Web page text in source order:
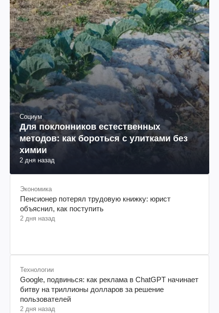
Социум
Для поклонников естественных
методов: как бороться с улитками без
химии
2 дня назад
Экономика
Пенсионер потерял трудовую книжку: юрист
объяснил, как поступить
2 дня назад
Технологии
Google, подвинься: как реклама в ChatGPT начинает
битву на триллионы долларов за решение
пользователей
2 дня назад